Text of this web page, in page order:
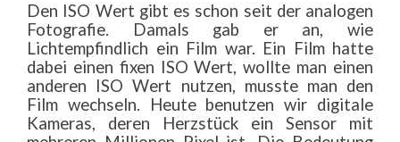
Den ISO Wert gibt es schon seit der analogen
Fotografie. Damals gab er an, wie
Lichtempfindlich ein Film war. Ein Film hatte
dabei einen fixen ISO Wert, wollte man einen
anderen ISO Wert nutzen, musste man den
Film wechseln. Heute benutzen wir digitale
Kameras, deren Herzstück ein Sensor mit